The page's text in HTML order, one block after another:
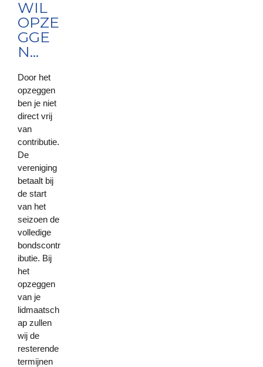
WIL
OPZE
GGE
N...
Door het
opzeggen
ben je niet
direct vrij
van
contributie.
De
vereniging
betaalt bij
de start
van het
seizoen de
volledige
bondscontr
ibutie. Bij
het
opzeggen
van je
lidmaatsch
ap zullen
wij de
resterende
termijnen